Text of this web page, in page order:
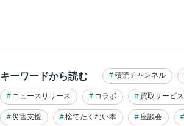
キーワードから読む 積読チャンネル
ニュースリリース コラボ 買取サービス
災害支援 捨てたくない本 座談会